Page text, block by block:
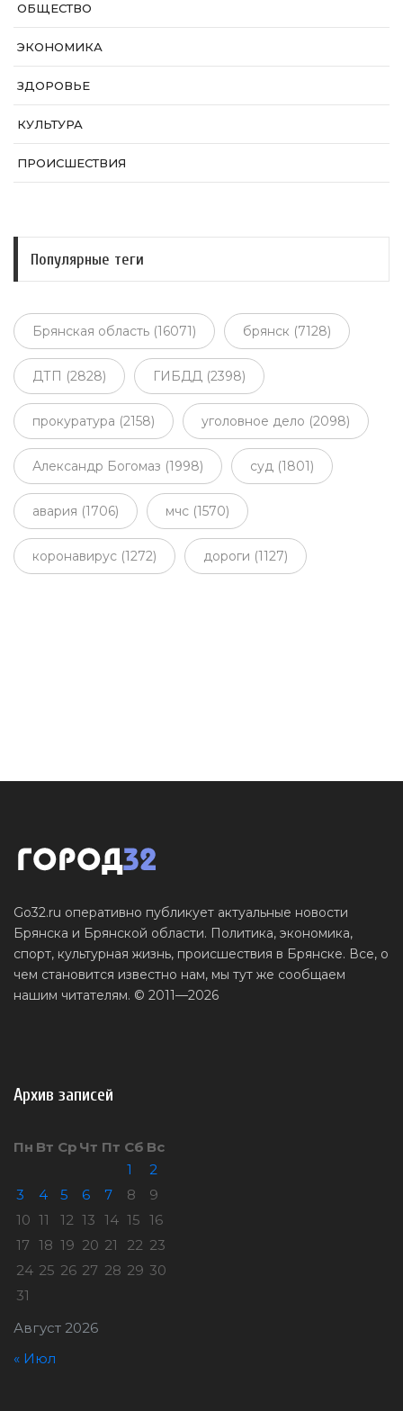
ОБЩЕСТВО
ЭКОНОМИКА
ЗДОРОВЬЕ
КУЛЬТУРА
ПРОИСШЕСТВИЯ
Популярные теги
Брянская область (16071) брянск (7128)
ДТП (2828) ГИБДД (2398)
прокуратура (2158) уголовное дело (2098)
Александр Богомаз (1998) суд (1801)
авария (1706) мчс (1570)
коронавирус (1272) дороги (1127)
Go32.ru оперативно публикует актуальные новости
Брянска и Брянской области. Политика, экономика,
спорт, культурная жизнь, происшествия в Брянске. Все, о
чем становится известно нам, мы тут же сообщаем
нашим читателям. © 2011—2026
Архив записей
Август 2026
Пн Вт Ср Чт Пт Сб Вс
1
2
3
4 5 6 7 8
9
10 11 12 13 14 15 16
17 18 19 20 21 22 23
24 25 26 27 28 29 30
31
« Июл